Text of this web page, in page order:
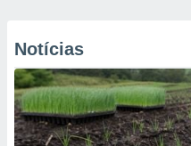
Notícias